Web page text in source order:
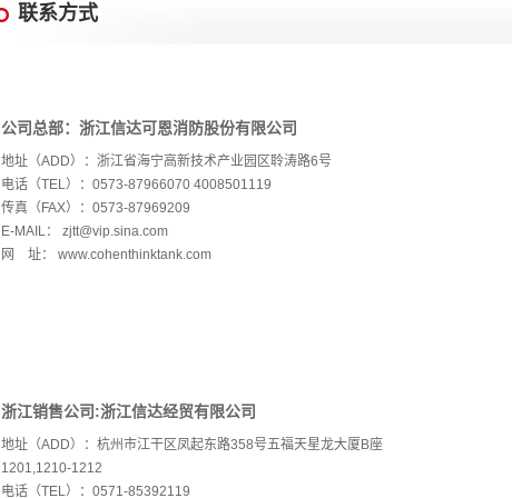
联系方式
公司总部：浙江信达可恩消防股份有限公司
地址（ADD）：浙江省海宁高新技术产业园区聆涛路6号
电话（TEL）：0573-87966070 4008501119
传真（FAX）：0573-87969209
E-MAIL： zjtt@vip.sina.com
网 址： www.cohenthinktank.com
浙江销售公司:浙江信达经贸有限公司
地址（ADD）：杭州市江干区凤起东路358号五福天星龙大厦B座
1201,1210-1212
电话（TEL）：0571-85392119